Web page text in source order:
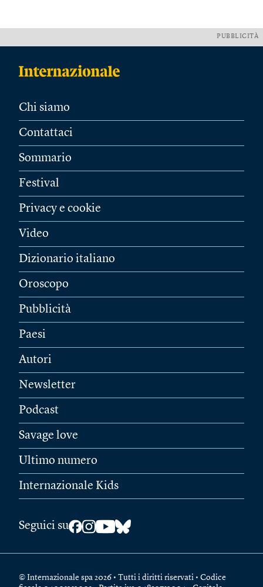
PUBBLICITÀ
Chi siamo
Contattaci
Sommario
Festival
Privacy e cookie
Video
Dizionario italiano
Oroscopo
Pubblicità
Paesi
Autori
Newsletter
Podcast
Savage love
Ultimo numero
Internazionale Kids
Seguici su
© Internazionale spa 2026 • Tutti i diritti riservati • Codice